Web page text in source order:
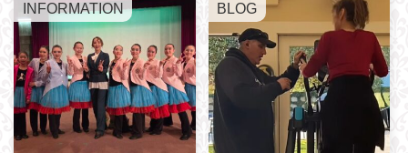
INFORMATION BLOG